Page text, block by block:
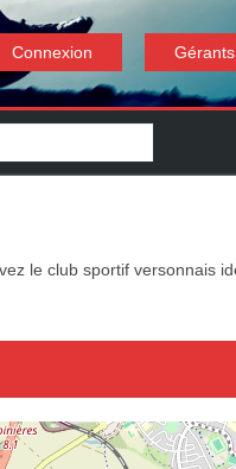
Connexion
le club sportif versonnais